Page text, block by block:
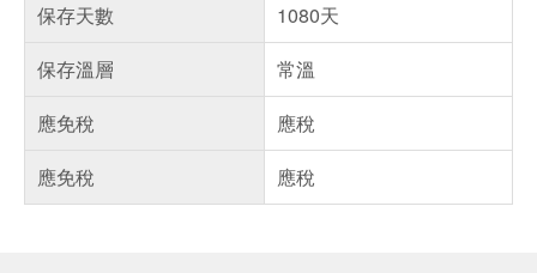
保存天數
1080天
保存溫層
常溫
應免稅
應稅
應免稅
應稅